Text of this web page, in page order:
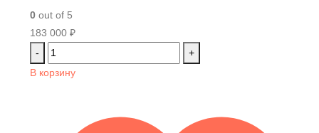
0 out of 5
183 000 ₽
-
+
В корзину